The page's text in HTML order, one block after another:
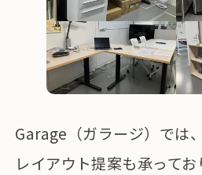
Garage（ガラージ）では
レイアウト提案も承ってお